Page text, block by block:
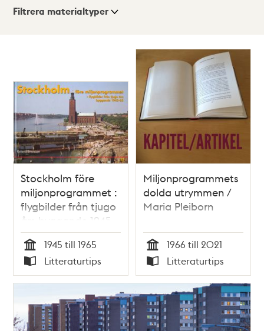
Visningsläge
Filtrera materialtyper
Stockholm före
miljonprogrammet :
flygbilder från tjugo
års byggande 1945-
65 / av Roland
Svensson
Tid
1945 till 1965
Typ
Litteraturtips
Miljonprogrammets
dolda utrymmen /
Maria Pleiborn
Tid
1966 till 2021
Typ
Litteraturtips